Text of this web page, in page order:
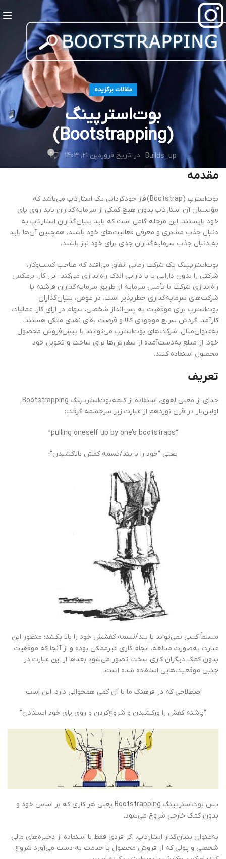
مقالات برگزیده
بوت‌استرپینگ
(Bootstrapping)
Builds_up در تاریخ فروردین 21, 1403 0
مقدمه
بوت‌استرپ (Bootstrap) فاز خودگردانی یک استارتاپ می‌باشد که
مؤسسان آن استارتاپ بدون هیچ کمکی از سرمایه‌گذاران باید روی پای
خود بایستند. این مرحله گامی است که باید بنیان‌گذاران استارتاپ به
دنبال جذب مشتری و معرفی فعالیت‌های خود باشند‌. همچنین آن‌ها باید
به دنبال جذب سرمایه‌گذاران جدی برای خود نیز باشند.
بوت‌استرپینگ یک شرکت زمانی اتفاق می‌افتد که صاحب کسب‌وکار،
شرکتی را بدون دارایی یا با دارایی اندک راه‌اندازی می‌کند. این کار، برعکس
راه‌اندازی شرکت با تأمین سرمایه از طریق سرمایه‌گذاران فرشته یا
شرکت‌های سرمایه‌گذاری خطرپذیر است. در عوض، بنیان‌گذاران
بوت‌استرپ برای موفقیت به پس‌انداز شخصی، سهام در ازای کار، عملیات
کارآمد، گردش سریع موجودی کالا و فرصت بقای نقدی متکی هستند.
به‌عنوان‌مثال، شرکت‌های بوت‌استرپ می‌توانند با پیش‌فروش محصول
خود، از مبلغ به‌دست‌آمده از سفارش‌ها برای ساخت و تحویل خود
محصول استفاده کنند.
تعریف
جدای از معنی لغوی، استفاده از کلمه بوت‌استرپینگ Bootstrapping ،
اولین‌بار در قرن نوزدهم از عبارت زیر سرچشمه گرفت:
“pulling oneself up by one’s bootstraps”
یعنی “خود را با بند/تسمه کفش بالاکشیدن”؛
مسلماً کسی نمی‌‌تواند با بند/تسمه کفشش خود را بالا بکشد؛ منظور این
عبارت به‌صورت مبالغه، انجام کاری غیرممکن بوده و از آنجا که موفقیت
بدون کمک دیگران کاری سخت تصور می‌شود بعدها از این عبارت در
چنین موقعیت‌هایی استفاده شده‌ است.
اصطلاحی که در فرهنگ ما با آن کمی همخوانی دارد، این است:
“پاشنه کفش را ورکشیدن و شروع‌کردن و روی پای خود ایستادن”
پس بوت‌استرپینگ Bootstrapping یعنی هر کاری که بر اساس خود و
بدون کمک خارجی شروع می‌شود.
به‌عنوان بنیان‌گذار استارتاپ، اگر فردی فقط با استفاده از ذخیره‌های مالی
شخصی و پولی که از فروش محصول یا خدمت به‌ دست می‌آورد شروع